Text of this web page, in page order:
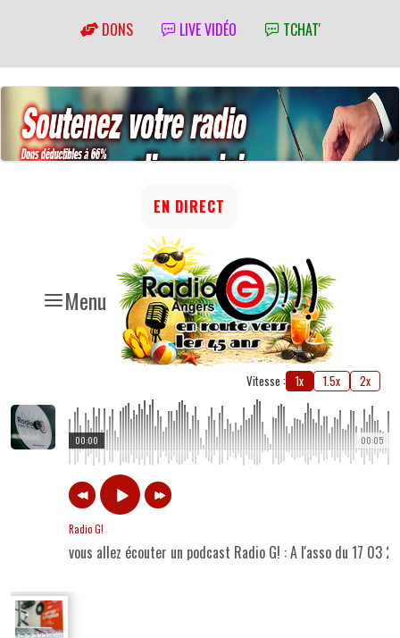
DONS LIVE VIDÉO TCHAT'
Menu
EN DIRECT
Vitesse : 1x 1.5x 2x
00:05
00:00
Radio G!
vous allez écouter un podcast Radio G! : A l'asso du 17 03